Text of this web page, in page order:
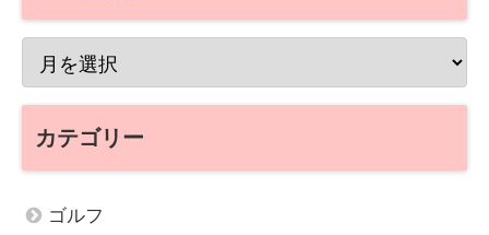
カテゴリー
ゴルフ